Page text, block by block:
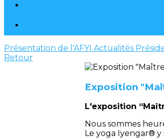
Présentation de l'AFYI Actualités
Retour
Exposition
L'exposition
Nous sommes
Le yoga Iyengar®